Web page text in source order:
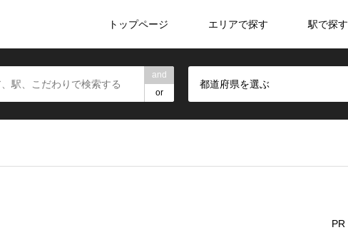
トップページ エリアで探す 駅で探す
and
or
都道府県を選ぶ
PR